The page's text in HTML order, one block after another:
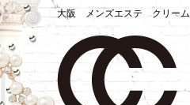
大阪 メンズエステ クリーム